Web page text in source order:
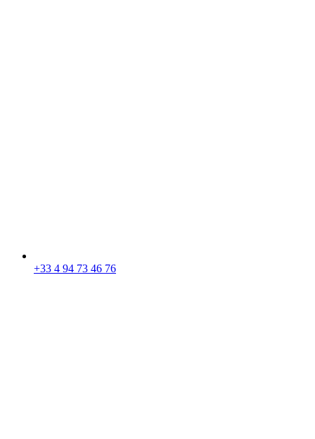
+33 4 94 73 46 76